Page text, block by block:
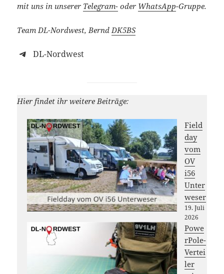
mit uns in unserer Telegram- oder WhatsApp-Gruppe.
Team DL-Nordwest, Bernd DK5BS
DL-Nordwest
Hier findet ihr weitere Beiträge:
Field
day
vom
OV
i56
Unter
weser
19. Juli
2026
Powe
rPole-
Vertei
ler